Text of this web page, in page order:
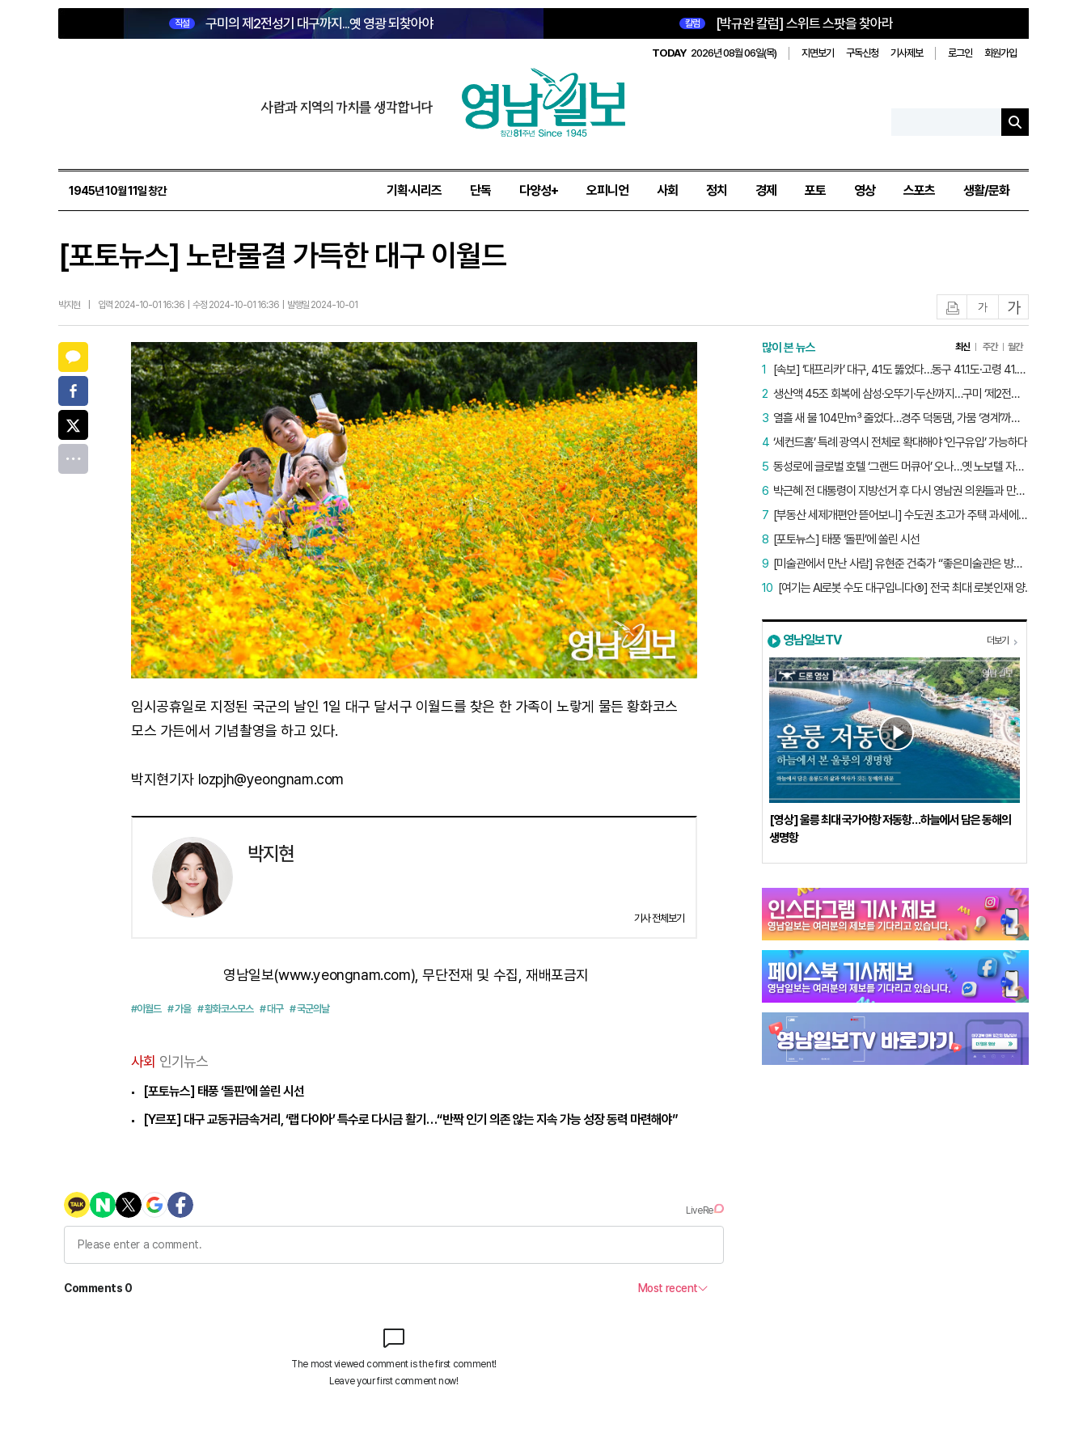
직설 구미의 제2전성기 대구까지...옛 영광 되찾아야 칼럼 [박규완 칼럼] 스위트 스팟을 찾아라
TODAY 2026년 08월 06일(목) 지면보기 구독신청 기사제보 로그인 회원가입
사람과 지역의 가치를 생각합니다
1945년 10월 11일 창간 기획·시리즈 단독 다양성+ 오피니언 사회 정치 경제 포토 영상 스포츠 생활/문화
[포토뉴스] 노란물결 가득한 대구 이월드
박지현 입력 2024-10-01 16:36 | 수정 2024-10-01 16:36 | 발행일 2024-10-01 글자작게글자크게
임시공휴일로 지정된 국군의 날인 1일 대구 달서구 이월드를 찾은 한 가족이 노랗게 물든 황화코스
모스 가든에서 기념촬영을 하고 있다.
박지현기자 lozpjh@yeongnam.com
박지현
기사 전체보기
영남일보(www.yeongnam.com), 무단전재 및 수집, 재배포금지
#이월드 # 가을 # 황화코스모스 # 대구 # 국군의날
사회 인기뉴스
[포토뉴스] 태풍 ‘돌핀’에 쏠린 시선
[Y르포] 대구 교동귀금속거리, ‘랩 다이아’ 특수로 다시금 활기…“반짝 인기 의존 않는 지속 가능 성장 동력 마련해야”
많이 본 뉴스 최신 주간 월간
[속보] ‘대프리카’ 대구, 41도 뚫었다…동구 41.1도·고령 41.2도
1
생산액 45조 회복에 삼성·오뚜기·두산까지…구미 ‘제2전성기’ 시작됐다
2
열흘 새 물 104만㎥ 줄었다…경주 덕동댐, 가뭄 ‘경계’까지 5.7%p
3
‘세컨드홈’ 특례 광역시 전체로 확대해야 ‘인구유입’ 가능하다
4
동성로에 글로벌 호텔 ‘그랜드 머큐어’ 오나…옛 노보텔 자리 사무실 개설
5
박근혜 전 대통령이 지방선거 후 다시 영남권 의원들과 만난 이유는?
6
[부동산 세제개편안 뜯어보니] 수도권 초고가 주택 과세에만 초점…침체된 지방 부동산 대책은 없다
7
[포토뉴스] 태풍 ‘돌핀’에 쏠린 시선
8
[미술관에서 만난 사람] 유현준 건축가 “좋은미술관은 방문객이 많은 미술관”
9
[여기는 AI로봇 수도 대구입니다⑤] 전국 최대 로봇인재 양성소…“대구산업 맞춤형 교육과정 만들자”
10
영남일보TV 더보기
[영상] 울릉 최대 국가어항 저동항…하늘에서 담은 동해의
생명항